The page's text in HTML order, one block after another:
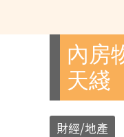
內房
天綫
財經/地產